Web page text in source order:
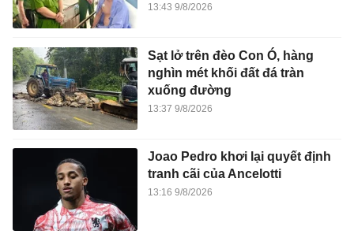
13:43 9/8/2026
Sạt lở trên đèo Con Ó, hàng
nghìn mét khối đất đá tràn
xuống đường
13:37 9/8/2026
Joao Pedro khơi lại quyết định
tranh cãi của Ancelotti
13:16 9/8/2026